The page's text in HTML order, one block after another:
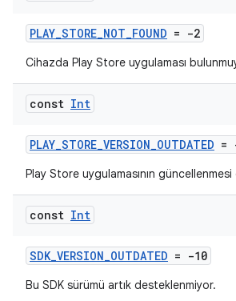
PLAY_STORE_NOT_FOUND = -2
Cihazda Play Store uygulaması
const Int
PLAY_STORE_VERSION_OUTDATED =
Play Store uygulamasının
const Int
SDK_VERSION_OUTDATED = -10
Bu SDK sürümü artık desteklenmiyor.